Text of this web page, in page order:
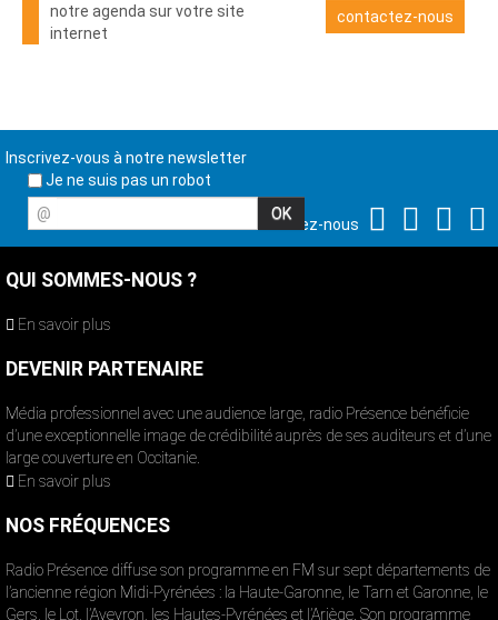
notre agenda sur votre site
internet
contactez-nous
Inscrivez-vous à notre newsletter
Je ne suis pas un robot
@
Suivez-nous
QUI SOMMES-NOUS ?
En savoir plus
DEVENIR PARTENAIRE
Média professionnel avec une audience large, radio Présence bénéficie
d’une exceptionnelle image de crédibilité auprès de ses auditeurs et d’une
large couverture en Occitanie.
En savoir plus
NOS FRÉQUENCES
Radio Présence diffuse son programme en FM sur sept départements de
l’ancienne région Midi-Pyrénées : la Haute-Garonne, le Tarn et Garonne, le
Gers, le Lot, l’Aveyron, les Hautes-Pyrénées et l’Ariège. Son programme